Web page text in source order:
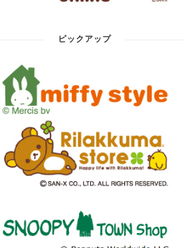
ピックアップ